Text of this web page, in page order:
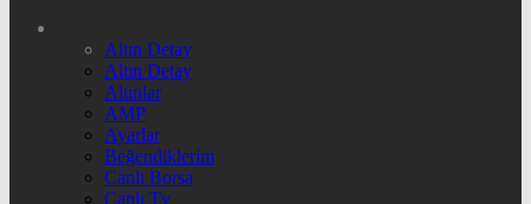
Altın Detay
Altın Detay
Altınlar
AMP
Ayarlar
Beğendiklerim
Canlı Borsa
Canlı Tv